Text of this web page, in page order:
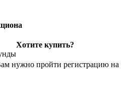
Хотите купить?
нужно пройти регистрацию на